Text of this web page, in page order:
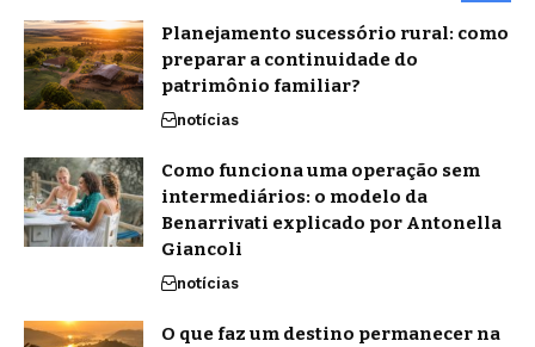
Planejamento sucessório rural: como
preparar a continuidade do
patrimônio familiar?
notícias
Como funciona uma operação sem
intermediários: o modelo da
Benarrivati explicado por Antonella
Giancoli
notícias
O que faz um destino permanecer na